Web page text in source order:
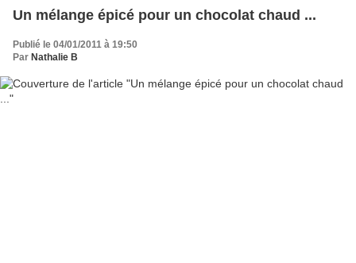
Un mélange épicé pour un chocolat chaud ...
Publié le 04/01/2011 à 19:50
Par Nathalie B